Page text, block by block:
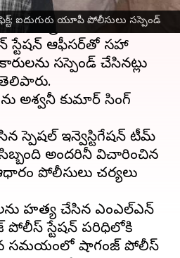
ఐదుగురు యూపీ పోలీసులు సస్పెండ్
అతని సోదరుడు అష్రఫ్
కేసులో ప్రయాగ్‌రాజ్‌లోని
స్టేషన్ ఆఫీసర్‌తో సహా
సస్పెండ్ చేసినట్లు
అశ్వనీ కుమార్ సింగ్‌గా
స్పెషల్ ఇన్వెస్టిగేషన్ టీమ్
అందరినీ విచారించిన
పోలీసులు చర్యలు
హత్య చేసిన ఎంఎల్‌ఎన్
స్టేషన్‌ పరిధిలోకి
సమయంలో షాగంజ్ పోలీస్